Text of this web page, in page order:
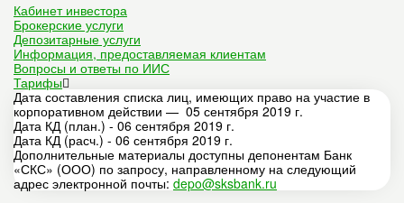
Кабинет инвестора
Брокерские услуги
Депозитарные услуги
Информация, предоставляемая клиентам
Вопросы и ответы по ИИС
Тарифы
Дата составления списка лиц, имеющих право на участие в
корпоративном действии — 05 сентября 2019 г.
Дата КД (план.) - 06 сентября 2019 г.
Дата КД (расч.) - 06 сентября 2019 г.
Дополнительные материалы доступны депонентам Банк
«СКС» (ООО) по запросу, направленному на следующий
адрес электронной почты: depo@sksbank.ru